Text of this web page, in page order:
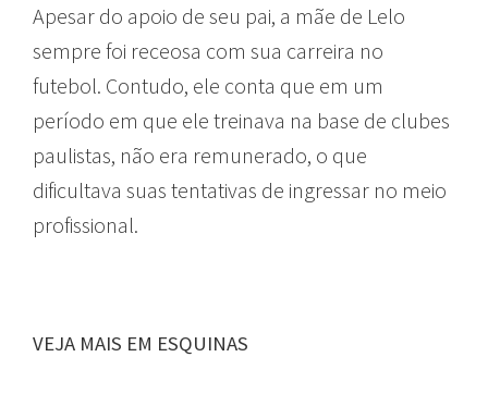
Apesar do apoio de seu pai, a mãe de Lelo
sempre foi receosa com sua carreira no
futebol. Contudo, ele conta que em um
período em que ele treinava na base de clubes
paulistas, não era remunerado, o que
dificultava suas tentativas de ingressar no meio
profissional.
VEJA MAIS EM ESQUINAS